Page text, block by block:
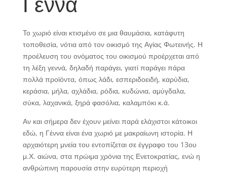
Το χωριό είναι κτισμένο σε μια θαυμάσια, κατάφυτη
τοποθεσία, νότια από τον οικισμό της Αγίας Φωτεινής. Η
προέλευση του ονόματος του οικισμού προέρχεται από
τη λέξη γεννά, δηλαδή παράγει, γιατί παράγει πάρα
πολλά προϊόντα, όπως λάδι, εσπεριδοειδή, καρύδια,
κεράσια, μήλα, αχλάδια, ρόδια, κυδώνια, αμύγδαλα,
σύκα, λαχανικά, ξηρά φασόλια, καλαμπόκι κ.ά.
Αν και σήμερα δεν έχουν μείνει παρά ελάχιστοι κάτοικοι
εδώ, η Γέννα είναι ένα χωριό με μακραίωνη ιστορία. Η
αρχαιότερη μνεία του εντοπίζεται σε έγγραφο του 13ου
μ.Χ. αιώνα, στα πρώιμα χρόνια της Ενετοκρατίας, ενώ η
ανθρώπινη παρουσία στην ευρύτερη περιοχή